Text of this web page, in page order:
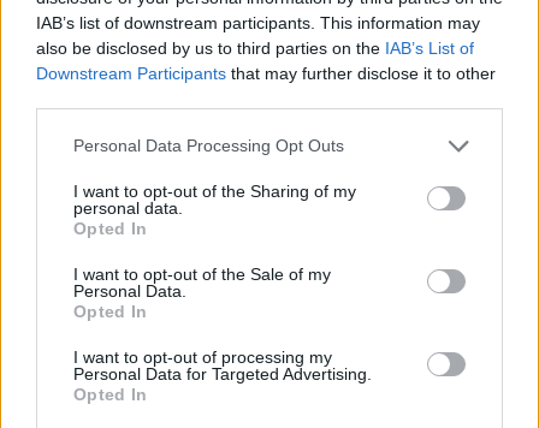
IAB’s list of downstream participants. This information may
also be disclosed by us to third parties on the IAB’s List of
Downstream Participants that may further disclose it to other
Personal Data Processing Opt Outs
I want to opt-out of the Sharing of my
personal data.
Opted In
I want to opt-out of the Sale of my
Personal Data.
Opted In
I want to opt-out of processing my
Personal Data for Targeted Advertising.
Opted In